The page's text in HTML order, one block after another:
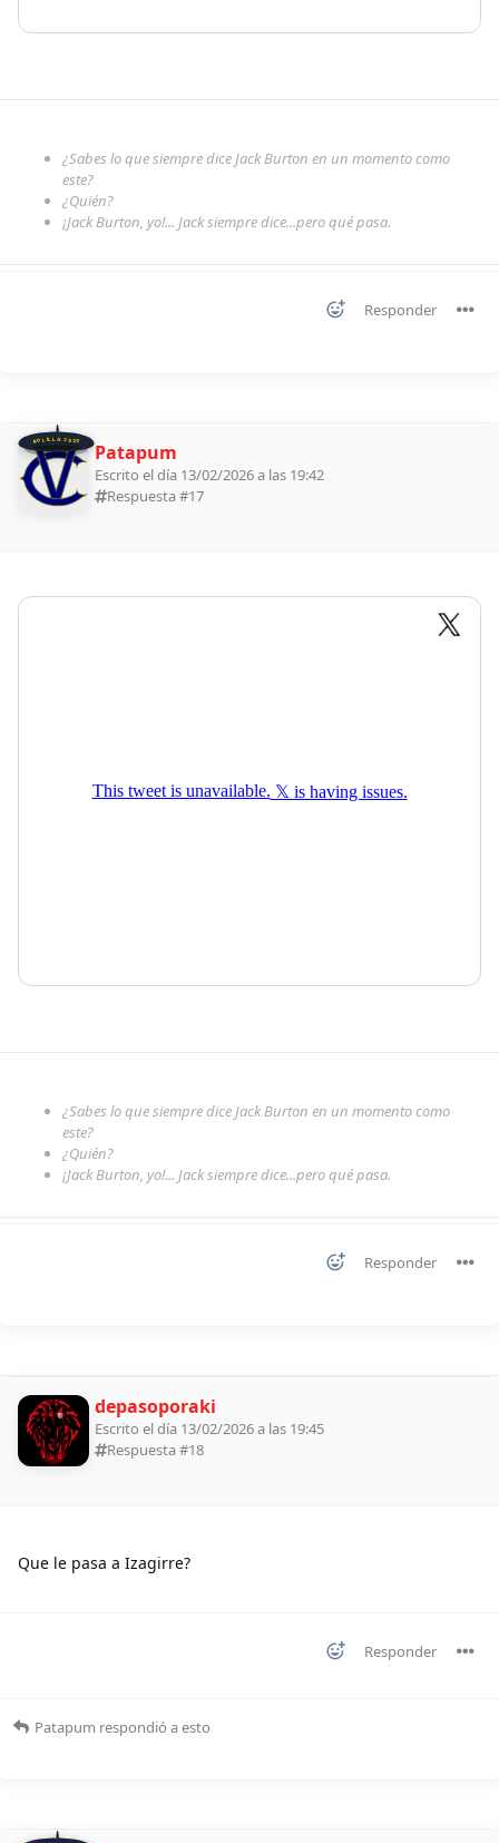
¿Sabes lo que siempre dice Jack Burton en un momento como
este?
¿Quién?
¡Jack Burton, yo!... Jack siempre dice...pero qué pasa.
Responder
BOLILLA 2026 Patapum
Escrito el día 13/02/2026 a las 19:42
Respuesta #17
¿Sabes lo que siempre dice Jack Burton en un momento como
este?
¿Quién?
¡Jack Burton, yo!... Jack siempre dice...pero qué pasa.
Responder
depasoporaki
Escrito el día 13/02/2026 a las 19:45
Respuesta #18
Que le pasa a Izagirre?
Responder
Patapum respondió a esto